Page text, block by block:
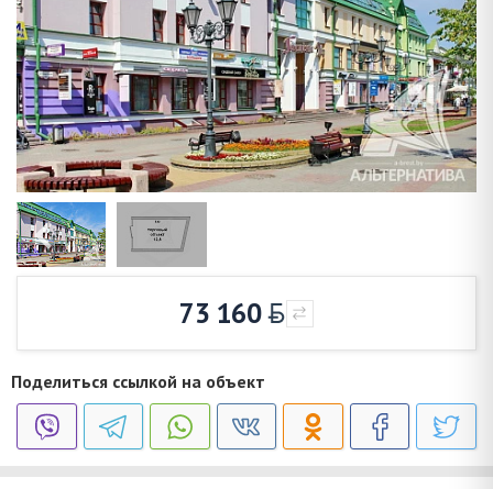
73 160
Поделиться ссылкой на объект